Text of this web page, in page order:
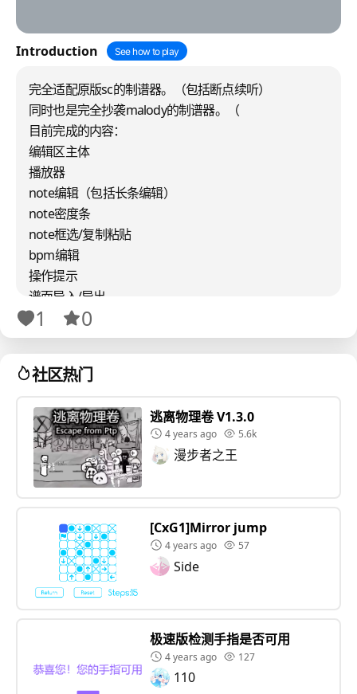
Introduction See how to play
完全适配原版sc的制谱器。（包括断点续听）
同时也是完全抄袭malody的制谱器。（
目前完成的内容：
编辑区主体
播放器
note编辑（包括长条编辑）
note密度条
note框选/复制粘贴
bpm编辑
操作提示
谱面导入/导出
下一步要完成的内容：
谱面测试
之后会完成的内容：
与malody/osu!mania的双向转谱
1 0
社区热门
逃离物理卷 V1.3.0
4 years ago 5.6k
漫步者之王
[CxG1]Mirror jump
4 years ago 57
Side
极速版检测手指是否可用
4 years ago 127
110